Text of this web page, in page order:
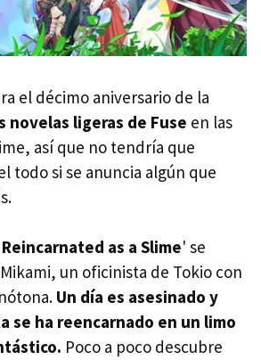
el décimo aniversario de la
novelas ligeras de Fuse en las
así que no tendría que
todo si se anuncia algún que
as a Slime' se
un oficinista de Tokio con
Un día es asesinado y
se ha reencarnado en un limo
Poco a poco descubre